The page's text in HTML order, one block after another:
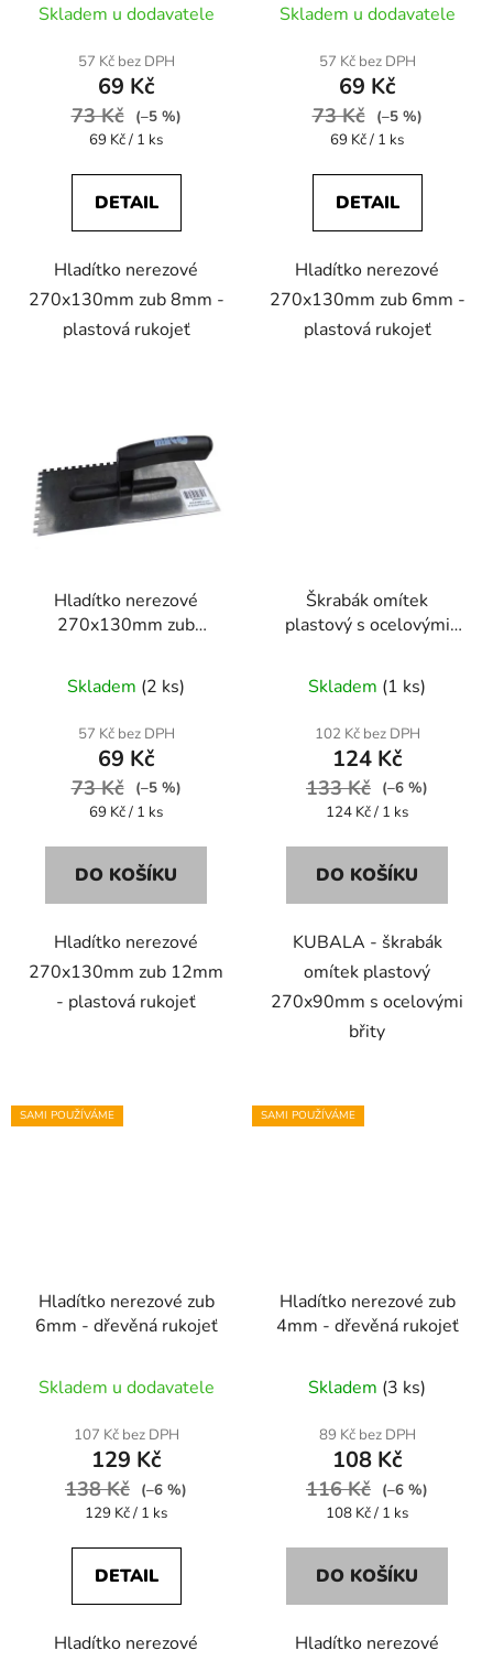
Skladem u dodavatele
57 Kč bez DPH
69 Kč
73 Kč
(–5 %)
Měrná
69 Kč / 1 ks
DETAIL
Hladítko nerezové
270x130mm zub 8mm -
plastová rukojeť
Skladem u dodavatele
57 Kč bez DPH
69 Kč
73 Kč
(–5 %)
Měrná
69 Kč / 1 ks
DETAIL
Hladítko nerezové
270x130mm zub 6mm -
plastová rukojeť
Hladítko nerezové
270x130mm zub
Skladem (2 ks)
57 Kč bez DPH
69 Kč
73 Kč
(–5 %)
Měrná
69 Kč / 1 ks
DO KOŠÍKU
Hladítko nerezové
270x130mm zub 12mm
- plastová rukojeť
Škrabák omítek
plastový s ocelovými
Skladem (1 ks)
102 Kč bez DPH
124 Kč
133 Kč
(–6 %)
Měrná
124 Kč / 1 ks
DO KOŠÍKU
KUBALA - škrabák
omítek plastový
270x90mm s ocelovými
břity
SAMI POUŽÍVÁME
Hladítko nerezové zub
6mm - dřevěná rukojeť
Skladem u dodavatele
107 Kč bez DPH
129 Kč
138 Kč
(–6 %)
Měrná
129 Kč / 1 ks
DETAIL
Hladítko nerezové
SAMI POUŽÍVÁME
Hladítko nerezové zub
4mm - dřevěná rukojeť
Skladem (3 ks)
89 Kč bez DPH
108 Kč
116 Kč
(–6 %)
Měrná
108 Kč / 1 ks
DO KOŠÍKU
Hladítko nerezové